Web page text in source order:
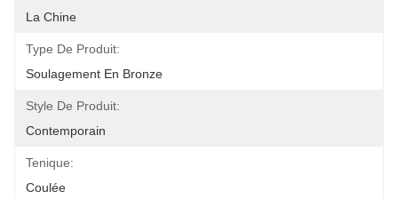
La Chine
Type De Produit:
Soulagement En Bronze
Style De Produit:
Contemporain
Tenique:
Coulée